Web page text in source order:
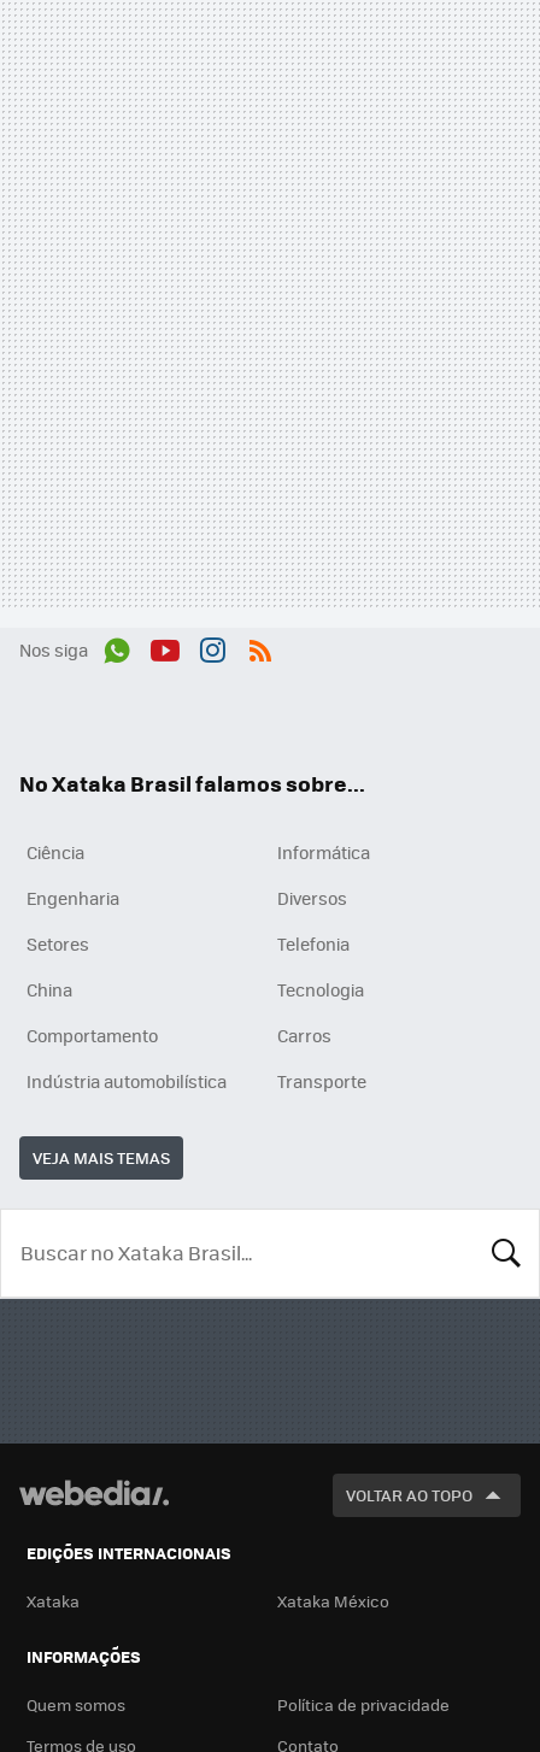
Nos siga
No Xataka Brasil falamos sobre...
Ciência
Informática
Engenharia
Diversos
Setores
Telefonia
China
Tecnologia
Comportamento
Carros
Indústria automobilística
Transporte
VEJA MAIS TEMAS
VOLTAR AO TOPO
EDIÇÕES INTERNACIONAIS
Xataka Xataka México
INFORMAÇÕES
Quem somos
Política de privacidade
Termos de uso
Contato